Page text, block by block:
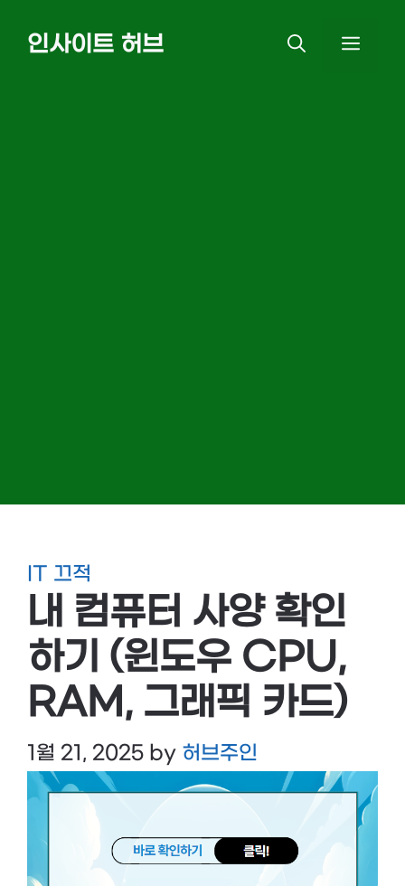
인사이트 허브
IT 끄적
내 컴퓨터 사양 확인
하기 (윈도우 CPU,
RAM, 그래픽 카드)
1월 21, 2025 by 허브주인